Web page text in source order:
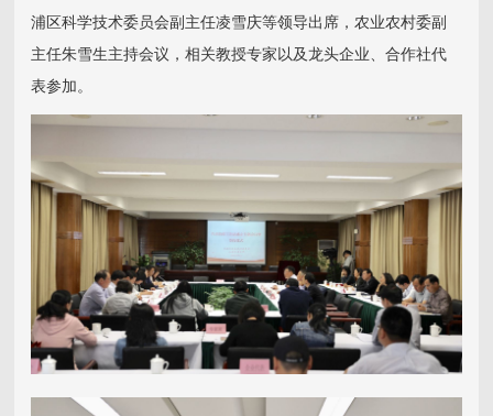
浦区科学技术委员会副主任凌雪庆等领导出席，农业农村委副
主任朱雪生主持会议，相关教授专家以及龙头企业、合作社代
表参加。